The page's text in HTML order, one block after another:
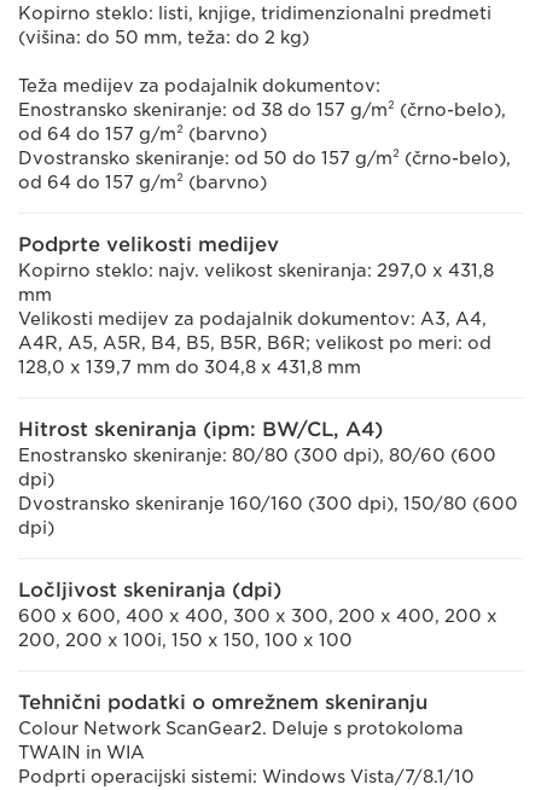
Kopirno steklo: listi, knjige, tridimenzionalni predmeti
(višina: do 50 mm, teža: do 2 kg)
Teža medijev za podajalnik dokumentov:
Enostransko skeniranje: od 38 do 157 g/m² (črno-belo),
od 64 do 157 g/m² (barvno)
Dvostransko skeniranje: od 50 do 157 g/m² (črno-belo),
od 64 do 157 g/m² (barvno)
Podprte velikosti medijev
Kopirno steklo: najv. velikost skeniranja: 297,0 x 431,8
mm
Velikosti medijev za podajalnik dokumentov: A3, A4,
A4R, A5, A5R, B4, B5, B5R, B6R; velikost po meri: od
128,0 x 139,7 mm do 304,8 x 431,8 mm
Hitrost skeniranja (ipm: BW/CL, A4)
Enostransko skeniranje: 80/80 (300 dpi), 80/60 (600
dpi)
Dvostransko skeniranje 160/160 (300 dpi), 150/80 (600
dpi)
Ločljivost skeniranja (dpi)
600 x 600, 400 x 400, 300 x 300, 200 x 400, 200 x
200, 200 x 100i, 150 x 150, 100 x 100
Tehnični podatki o omrežnem skeniranju
Colour Network ScanGear2. Deluje s protokoloma
TWAIN in WIA
Podprti operacijski sistemi: Windows Vista/7/8.1/10